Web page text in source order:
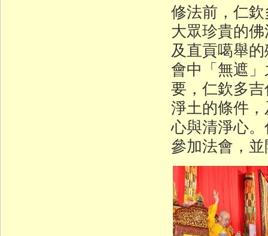
修法前，仁
大眾珍貴的
及直貢噶舉
會中「無遮
要，仁欽多
淨土的條件
心與清淨心
參加法會，